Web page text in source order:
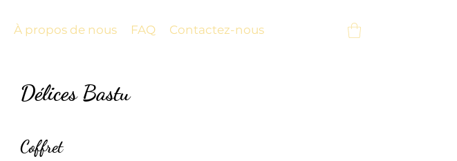
À propos de nous FAQ Contactez-nous
Délices Bastu
Coffret